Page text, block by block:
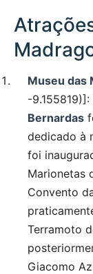
Museu das
-
Bernardas
dedicado à
foi
Marionetas
Convento
Terramoto
Giacomo